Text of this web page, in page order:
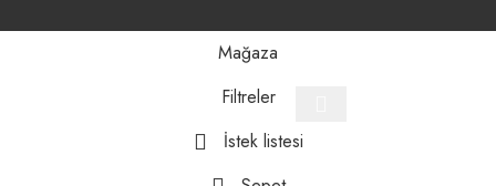
Mağaza
Filtreler
İstek listesi